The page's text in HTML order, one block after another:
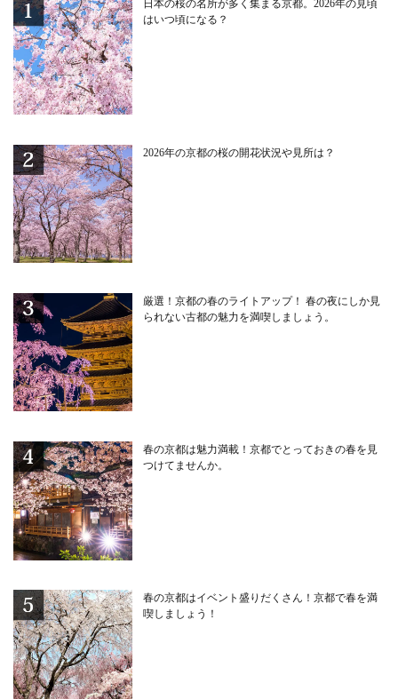
日本の桜の名所が多く集まる京都。2026年の見頃
はいつ頃になる？
2026年の京都の桜の開花状況や見所は？
厳選！京都の春のライトアップ！ 春の夜にしか見
られない古都の魅力を満喫しましょう。
春の京都は魅力満載！京都でとっておきの春を見
つけてませんか。
春の京都はイベント盛りだくさん！京都で春を満
喫しましょう！